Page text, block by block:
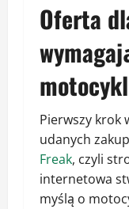
Oferta
Pierwszy krok
udanych
Freak, czyli
internetowa
myślą o